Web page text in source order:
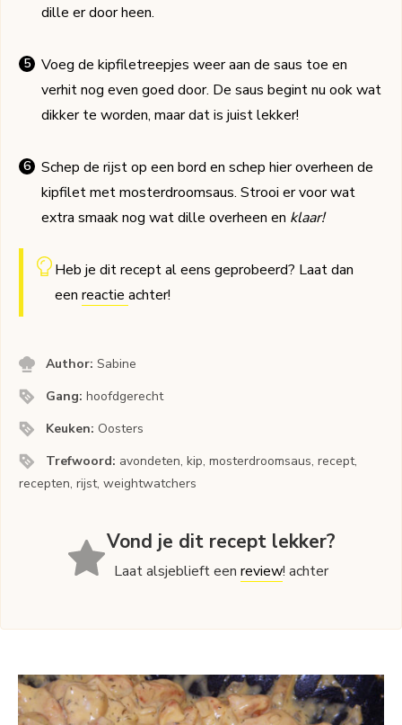
dille er door heen.
Voeg de kipfiletreepjes weer aan de saus toe en
verhit nog even goed door. De saus begint nu ook wat
dikker te worden, maar dat is juist lekker!
Schep de rijst op een bord en schep hier overheen de
kipfilet met mosterdroomsaus. Strooi er voor wat
extra smaak nog wat dille overheen en klaar!
Heb je dit recept al eens geprobeerd? Laat dan
een reactie achter!
Author:Sabine
Gang:hoofdgerecht
Keuken: Oosters
Trefwoord: avondeten, kip, mosterdroomsaus, recept,
recepten, rijst, weightwatchers
Vond je dit recept lekker?
Laat alsjeblieft eenreview! achter